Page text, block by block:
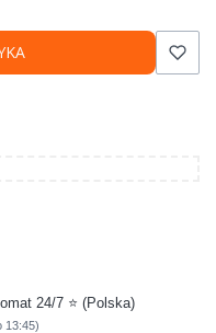
24/7 ⭐ (Polska)
13:45)